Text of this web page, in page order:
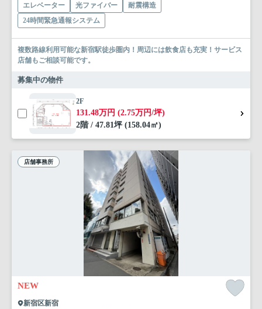
エレベーター 光ファイバー
耐震構造
24時間緊急通報システム
複数路線利用可能な新宿駅徒歩圏内！周辺には飲食店も充実！サービス
店舗もご相談可能です。
募集中の物件
2F
131.48万円 (2.75万円/坪)
2階 / 47.81坪 (158.04㎡)
店舗事務所
NEW
新宿区新宿